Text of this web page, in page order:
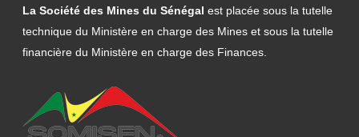
La Société des Mines du Sénégal est placée sous la tutelle
technique du Ministère en charge des Mines et sous la tutelle
financière du Ministère en charge des Finances.